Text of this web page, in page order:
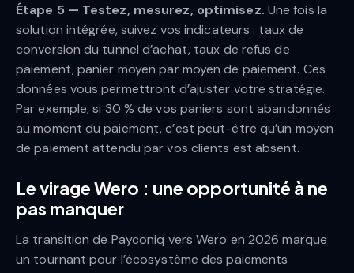
Étape 5 — Testez, mesurez, optimisez. Une fois la
solution intégrée, suivez vos indicateurs : taux de
conversion du tunnel d’achat, taux de refus de
paiement, panier moyen par moyen de paiement. Ces
données vous permettront d’ajuster votre stratégie.
Par exemple, si 30 % de vos paniers sont abandonnés
au moment du paiement, c’est peut-être qu’un moyen
de paiement attendu par vos clients est absent.
Le virage Wero : une opportunité à ne
pas manquer
La transition de Payconiq vers Wero en 2026 marque
un tournant pour l’écosystème des paiements